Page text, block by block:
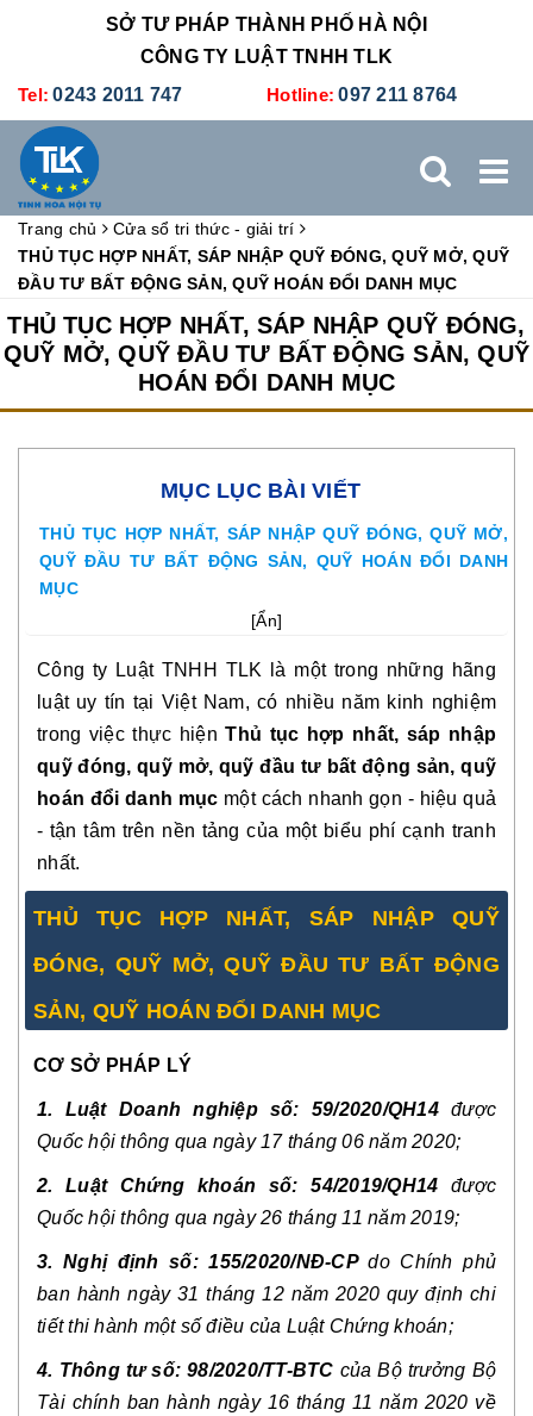
SỞ TƯ PHÁP THÀNH PHỐ HÀ NỘI
CÔNG TY LUẬT TNHH TLK
Tel: 0243 2011 747 Hotline: 097 211 8764
TRANG CHỦ GIỚI THIỆU DỊCH VỤ PHÁP LÝ
DỊCH VỤ KẾ TOÁN - THUẾ XÚC TIẾN THƯƠNG MẠI
ĐÀO TẠO TUYỂN DỤNG LIÊN HỆ
Trang chủ
Cửa sổ tri thức - giải trí
THỦ TỤC HỢP NHẤT, SÁP NHẬP QUỸ ĐÓNG, QUỸ MỞ, QUỸ
ĐẦU TƯ BẤT ĐỘNG SẢN, QUỸ HOÁN ĐỔI DANH MỤC
THỦ TỤC HỢP NHẤT, SÁP NHẬP QUỸ ĐÓNG,
QUỸ MỞ, QUỸ ĐẦU TƯ BẤT ĐỘNG SẢN, QUỸ
HOÁN ĐỔI DANH MỤC
MỤC LỤC BÀI VIẾT
THỦ TỤC HỢP NHẤT, SÁP NHẬP QUỸ ĐÓNG, QUỸ MỞ,
QUỸ ĐẦU TƯ BẤT ĐỘNG SẢN, QUỸ HOÁN ĐỔI DANH
MỤC
[Ẩn]
Công ty Luật TNHH TLK là một trong những hãng
luật uy tín tại Việt Nam, có nhiều năm kinh nghiệm
trong việc thực hiệnThủ tục hợp nhất, sáp nhập
quỹ đóng, quỹ mở, quỹ đầu tư bất động sản, quỹ
hoán đổi danh mục một cách nhanh gọn - hiệu quả
- tận tâm trên nền tảng của một biểu phí cạnh tranh
nhất.
THỦ TỤC HỢP NHẤT, SÁP NHẬP QUỸ
ĐÓNG, QUỸ MỞ, QUỸ ĐẦU TƯ BẤT ĐỘNG
SẢN, QUỸ HOÁN ĐỔI DANH MỤC
CƠ SỞ PHÁP LÝ
1. Luật Doanh nghiệp số: 59/2020/QH14được
Quốc hội thông qua ngày 17 tháng 06 năm 2020;
2. Luật Chứng khoán số: 54/2019/QH14 được
Quốc hội thông qua ngày 26 tháng 11 năm 2019;
3. Nghị định số: 155/2020/NĐ-CPdo Chính phủ
ban hành ngày 31 tháng 12 năm 2020 quy định chi
tiết thi hành một số điều của Luật Chứng khoán;
4. Thông tư số: 98/2020/TT-BTC của Bộ trưởng Bộ
Tài chính ban hành ngày 16 tháng 11 năm 2020 về